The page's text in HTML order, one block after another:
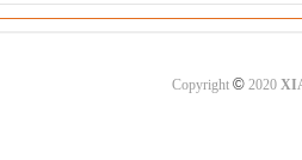
Copyright ©2020